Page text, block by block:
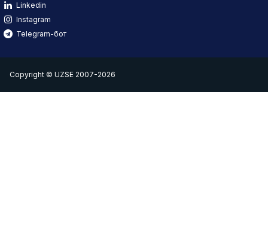
Linkedin
Instagram
Telegram-бот
Copyright © UZSE 2007-2026